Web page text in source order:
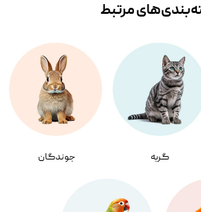
گربه جوندگان
مرتبط